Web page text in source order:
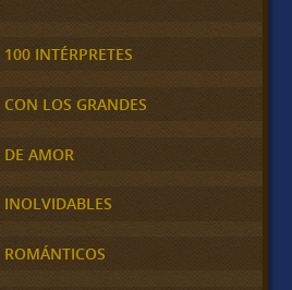
INTÉRPRETES
LOS GRANDES
AMOR